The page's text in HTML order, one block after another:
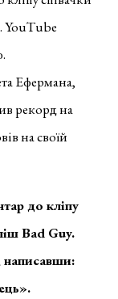
YouTube
Ефермана,
рекорд на
на своїй
до кліпу
Bad Guy.
написавши: